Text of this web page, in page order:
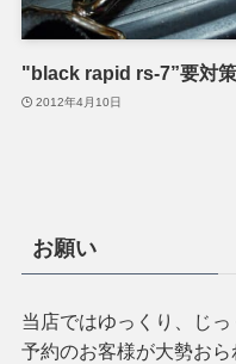
"black rapid rs-7”要対策
2012年4月10日
お願い
当店ではゆっくり、じ
予約のお客様が大勢お